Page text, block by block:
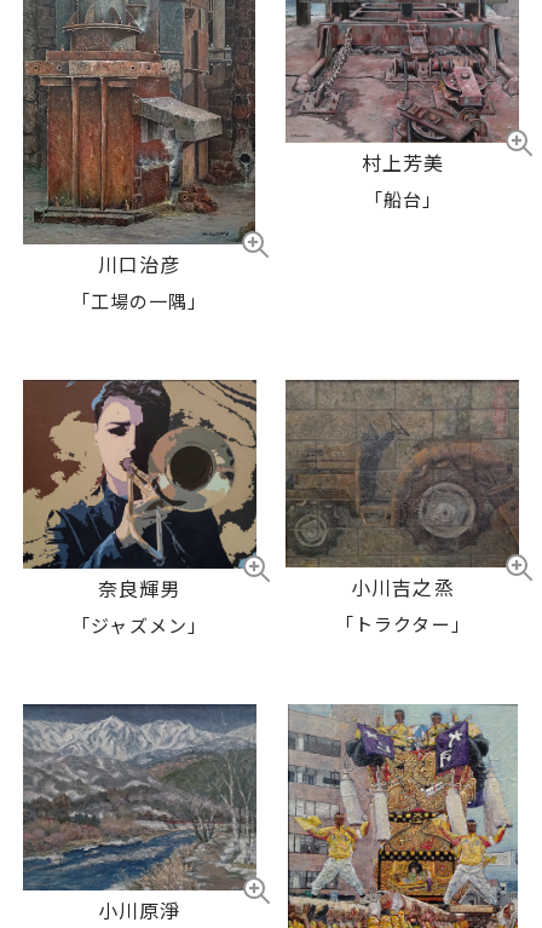
川口治彦
「工場の一隅」
村上芳美
「船台」
奈良輝男
「ジャズメン」
小川吉之烝
「トラクター」
小川原淨